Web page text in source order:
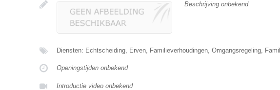
Beschrijving onbekend
Diensten: Echtscheiding, Erven, Familieverhoudingen, Omgangsregeling,
Openingstijden onbekend
Introductie video onbekend